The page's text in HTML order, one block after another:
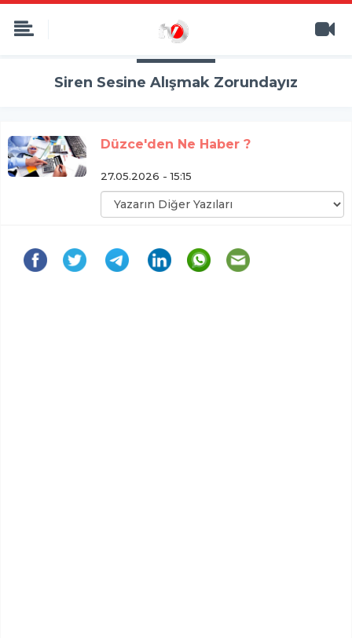
Siren Sesine Alışmak Zorundayız
Düzce'den Ne Haber ?
27.05.2026 - 15:15